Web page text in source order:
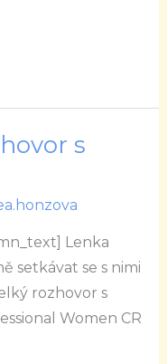
s
Lenka
setkávat se s nimi
rozhovor s
Women CR